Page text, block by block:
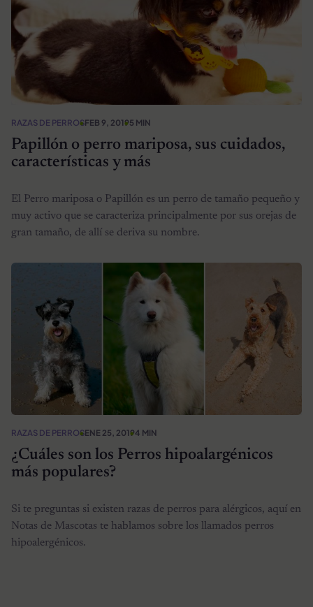
RAZAS DE PERROSFEB 9, 20195 MIN
Papillón o perro mariposa, sus cuidados,
características y más
El Perro mariposa o Papillón es un perro de tamaño pequeño y
muy activo que se caracteriza principalmente por sus orejas de
gran tamaño, de allí se deriva su nombre.
RAZAS DE PERROSENE 25, 20194 MIN
¿Cuáles son los Perros hipoalargénicos
más populares?
Si te preguntas si existen razas de perros para alérgicos, aquí en
Notas de Mascotas te hablamos sobre los llamados perros
hipoalergénicos.